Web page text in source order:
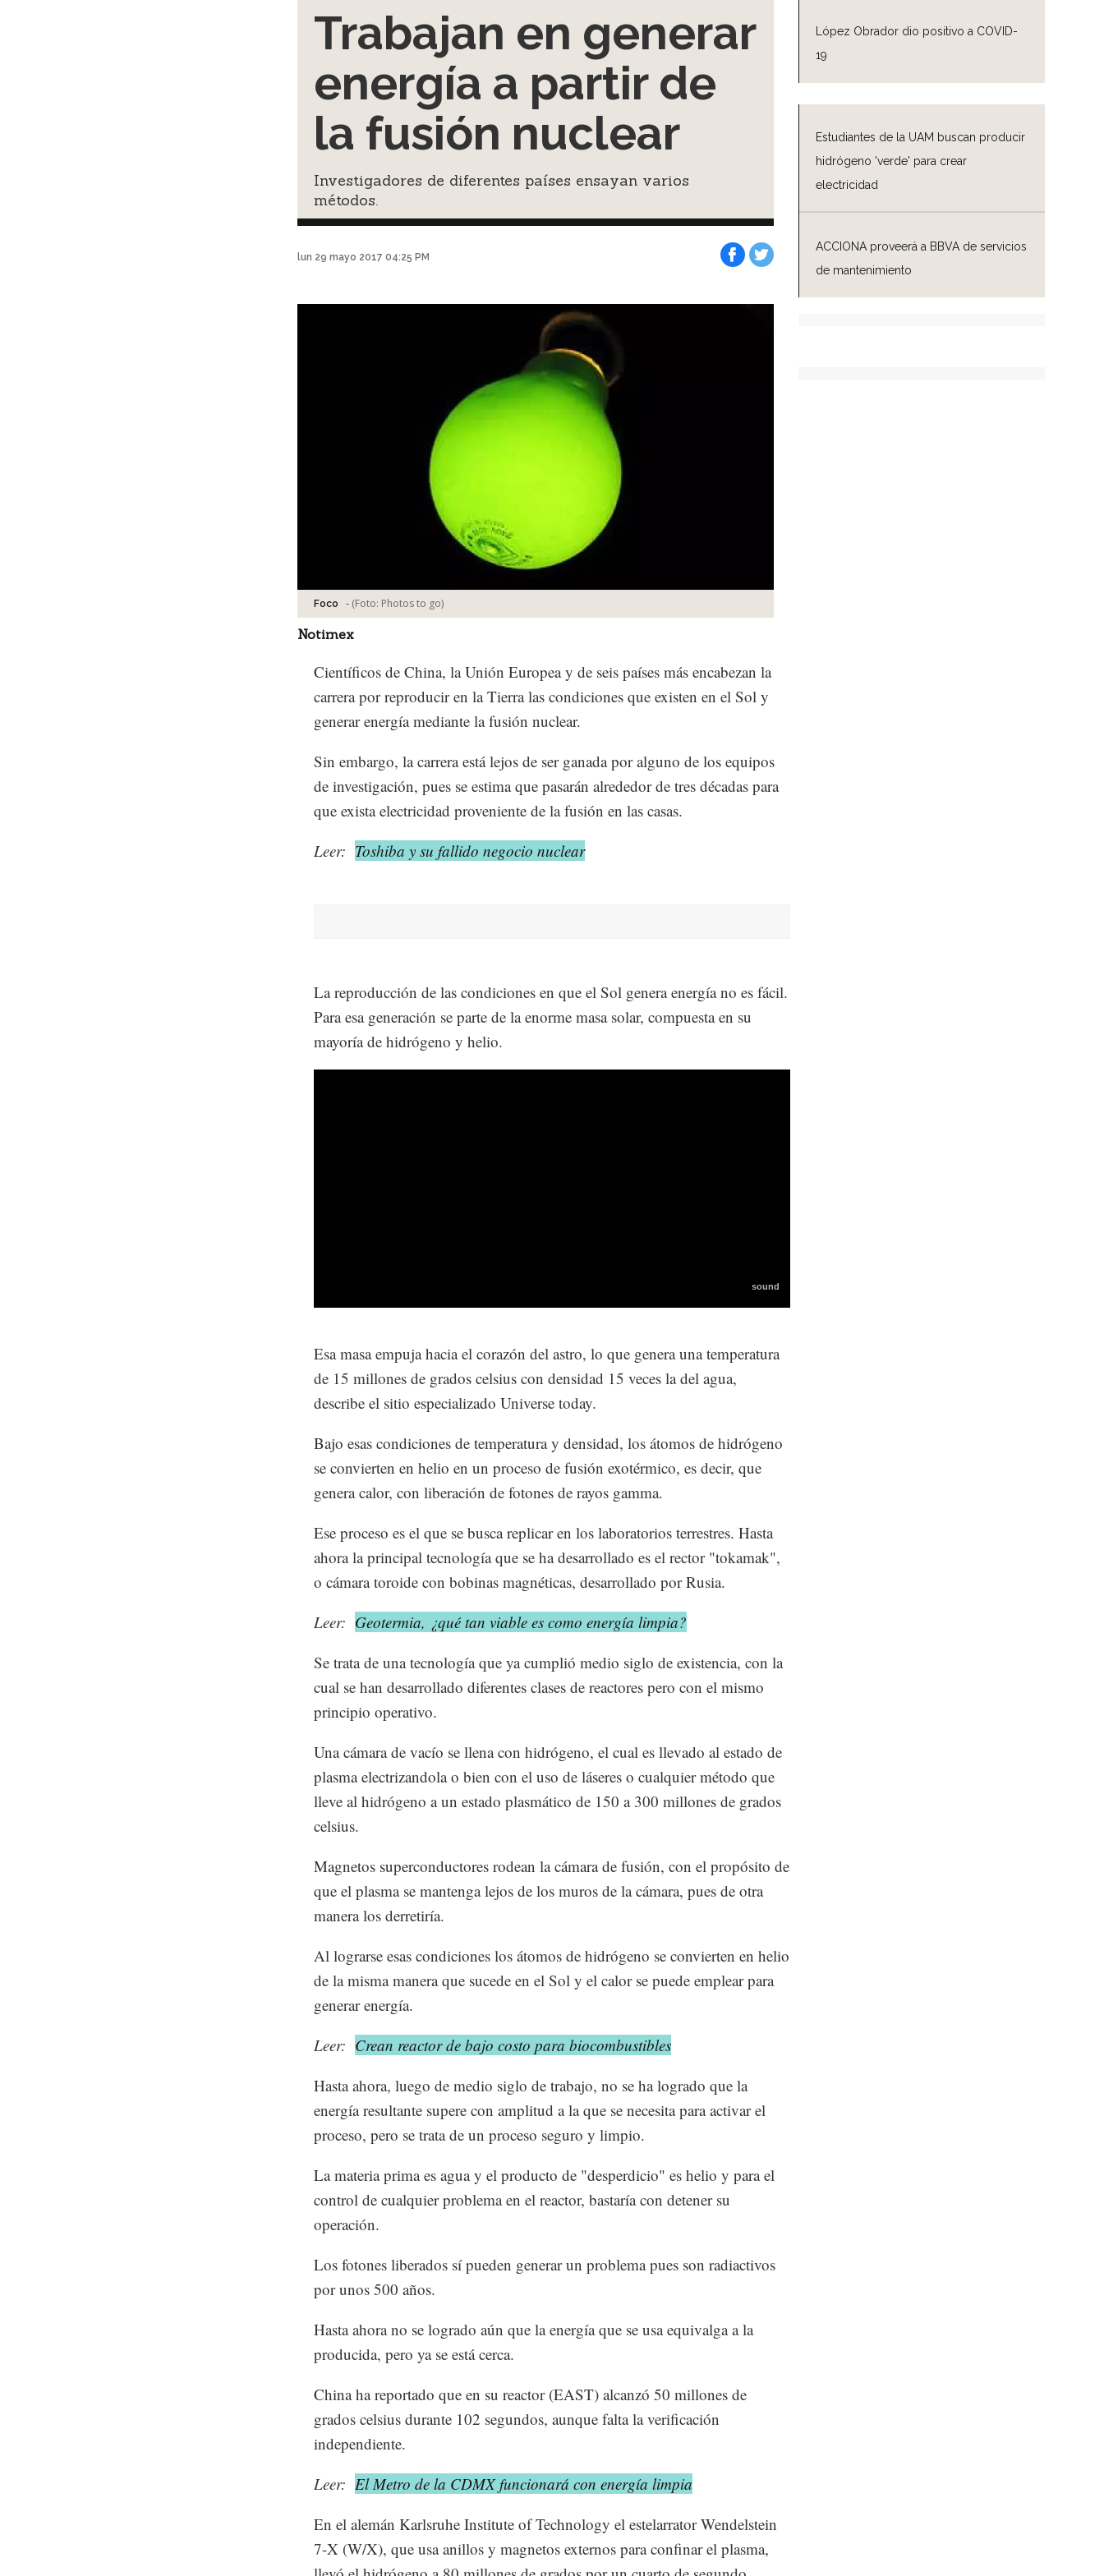
López Obrador dio positivo a COVID-
19
Estudiantes de la UAM buscan producir
hidrógeno 'verde' para crear
electricidad
ACCIONA proveerá a BBVA de servicios
de mantenimiento
Trabajan en generar
energía a partir de
la fusión nuclear
Investigadores de diferentes países ensayan varios
métodos.
lun 29 mayo 2017 04:25 PM
Foco - (Foto: Photos to go)
Notimex
Científicos de China, la Unión Europea y de seis países más encabezan la
carrera por reproducir en la Tierra las condiciones que existen en el Sol y
generar energía mediante la fusión nuclear.
Sin embargo, la carrera está lejos de ser ganada por alguno de los equipos
de investigación, pues se estima que pasarán alrededor de tres décadas para
que exista electricidad proveniente de la fusión en las casas.
Leer: Toshiba y su fallido negocio nuclear
La reproducción de las condiciones en que el Sol genera energía no es fácil.
Para esa generación se parte de la enorme masa solar, compuesta en su
mayoría de hidrógeno y helio.
Esa masa empuja hacia el corazón del astro, lo que genera una temperatura
de 15 millones de grados celsius con densidad 15 veces la del agua,
describe el sitio especializado Universe today.
Bajo esas condiciones de temperatura y densidad, los átomos de hidrógeno
se convierten en helio en un proceso de fusión exotérmico, es decir, que
genera calor, con liberación de fotones de rayos gamma.
Ese proceso es el que se busca replicar en los laboratorios terrestres. Hasta
ahora la principal tecnología que se ha desarrollado es el rector "tokamak",
o cámara toroide con bobinas magnéticas, desarrollado por Rusia.
Leer: Geotermia, ¿qué tan viable es como energía limpia?
Se trata de una tecnología que ya cumplió medio siglo de existencia, con la
cual se han desarrollado diferentes clases de reactores pero con el mismo
principio operativo.
Una cámara de vacío se llena con hidrógeno, el cual es llevado al estado de
plasma electrizandola o bien con el uso de láseres o cualquier método que
lleve al hidrógeno a un estado plasmático de 150 a 300 millones de grados
celsius.
Magnetos superconductores rodean la cámara de fusión, con el propósito de
que el plasma se mantenga lejos de los muros de la cámara, pues de otra
manera los derretiría.
Al lograrse esas condiciones los átomos de hidrógeno se convierten en helio
de la misma manera que sucede en el Sol y el calor se puede emplear para
generar energía.
Leer: Crean reactor de bajo costo para biocombustibles
Hasta ahora, luego de medio siglo de trabajo, no se ha logrado que la
energía resultante supere con amplitud a la que se necesita para activar el
proceso, pero se trata de un proceso seguro y limpio.
La materia prima es agua y el producto de "desperdicio" es helio y para el
control de cualquier problema en el reactor, bastaría con detener su
operación.
Los fotones liberados sí pueden generar un problema pues son radiactivos
por unos 500 años.
Hasta ahora no se logrado aún que la energía que se usa equivalga a la
producida, pero ya se está cerca.
China ha reportado que en su reactor (EAST) alcanzó 50 millones de
grados celsius durante 102 segundos, aunque falta la verificación
independiente.
Leer: El Metro de la CDMX funcionará con energía limpia
En el alemán Karlsruhe Institute of Technology el estelarrator Wendelstein
7-X (W/X), que usa anillos y magnetos externos para confinar el plasma,